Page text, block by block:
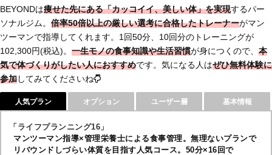
BEYONDは痩せた先にある「カッコイイ、美しい体」を実現するパー
ソナルジム。 倍率50倍以上の厳しい選考に合格したトレーナーがマン
ツーマンで指導してくれます。1回50分、10回分のトレーニングが
102,300円(税込)。 一生モノの食事知識や生活習慣が身につくので、 本
気で体づくりがしたい人におすすめです。気になる人はぜひ無料体験に
参加してみてくださいね
人気プラン オプション ユーザー層 基本情報
「ライフプランニング16」
マンツーマン指導×管理栄養士による食事管理。無理ないプランで
リバウンドしづらい体質を目指す人気コース。50分×16回で